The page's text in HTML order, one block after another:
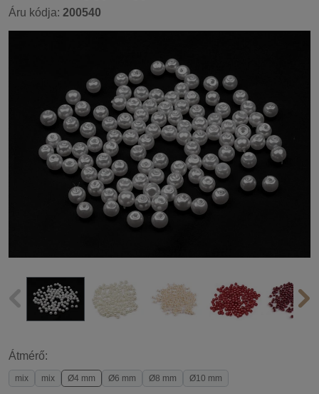
Áru kódja: 200540
Átmérő:
mix mix Ø4 mm Ø6 mm Ø8 mm Ø10 mm